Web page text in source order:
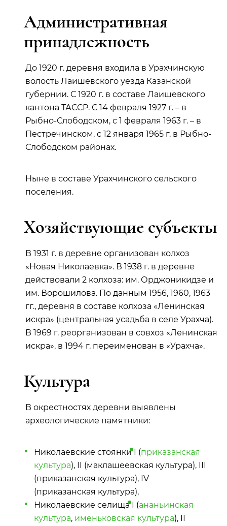
Административная
принадлежность
До 1920 г. деревня входила в Урахчинскую
волость Лаишевского уезда Казанской
губернии. С 1920 г. в составе Лаишевского
кантона ТАССР. С 14 февраля 1927 г. – в
Рыбно-Слободском, с 1 февраля 1963 г. – в
Пестречинском, с 12 января 1965 г. в Рыбно-
Слободском районах.
Ныне в составе Урахчинского сельского
поселения.
Хозяйствующие субъекты
В 1931 г. в деревне организован колхоз
«Новая Николаевка». В 1938 г. в деревне
действовали 2 колхоза: им. Орджоникидзе и
им. Ворошилова. По данным 1956, 1960, 1963
гг., деревня в составе колхоза «Ленинская
искра» (центральная усадьба в селе Урахча).
В 1969 г. реорганизован в совхоз «Ленинская
искра», в 1994 г. переименован в «Урахча».
Культура
В окрестностях деревни выявлены
археологические памятники:
Николаевские стоянкиI (приказанская
культура), II (маклашеевская культура), III
(приказанская культура), IV
(приказанская культура),
Николаевские селищаI (ананьинская
культура, именьковская культура), II